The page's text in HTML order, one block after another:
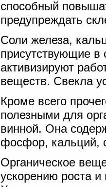
способный
предупреждать
Соли железа,
присутствующие в
активизируют
веществ. Свекла
Кроме всего
полезными для
винной. Она
фосфор, кальций,
Органическое
ускорению роста и